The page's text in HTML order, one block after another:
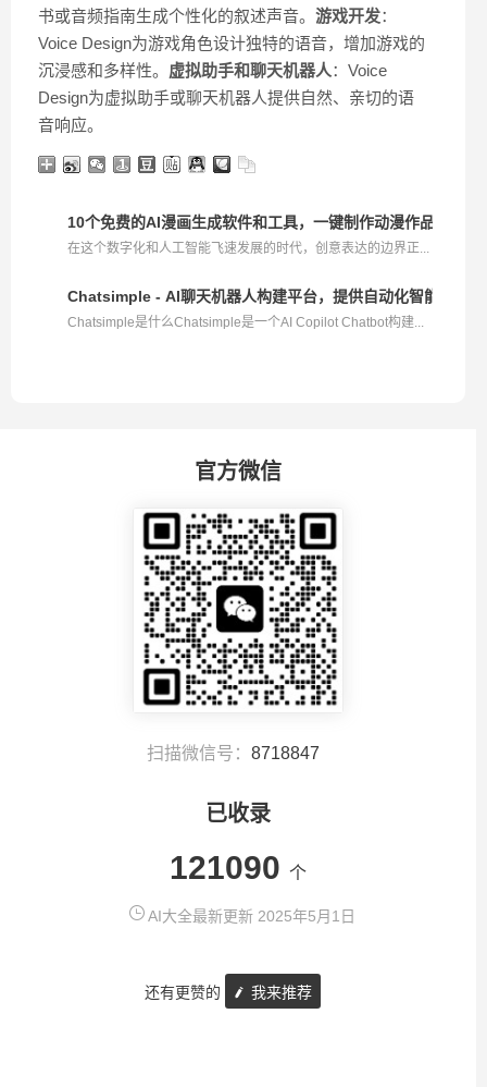
书或音频指南生成个性化的叙述声音。 游戏开发：
Voice Design为游戏角色设计独特的语音，增加游戏的
沉浸感和多样性。 虚拟助手和聊天机器人：Voice
Design为虚拟助手或聊天机器人提供自然、亲切的语
音响应。
10个免费的AI漫画生成软件和工具，一键制作动漫作品
在这个数字化和人工智能飞速发展的时代，创意表达的边界正...
Chatsimple - AI聊天机器人构建平台，提供自动化智能客户
Chatsimple是什么Chatsimple是一个AI Copilot Chatbot构建...
官方微信
扫描微信号： 8718847
已收录
121090 个
AI大全最新更新 2025年5月1日
还有更赞的 我来推荐